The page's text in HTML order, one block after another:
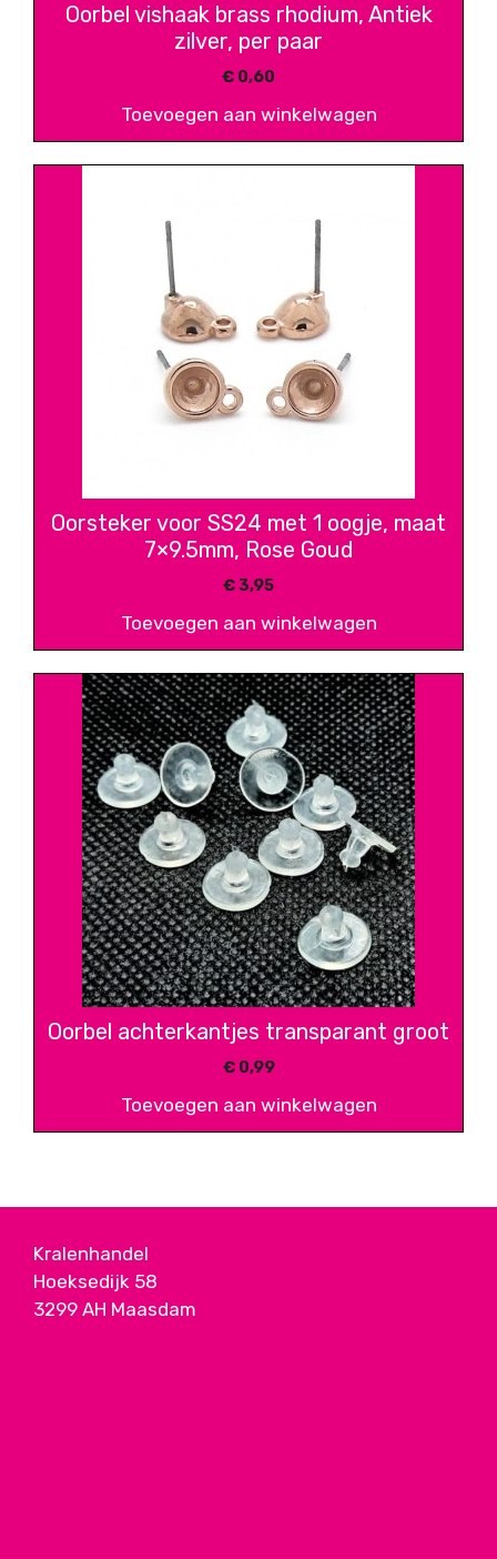
Oorbel vishaak brass rhodium, Antiek
zilver, per paar
€ 0,60
Toevoegen aan winkelwagen
Oorsteker voor SS24 met 1 oogje, maat
7×9.5mm, Rose Goud
€3,95
Toevoegen aan winkelwagen
Oorbel achterkantjes transparant groot
€0,99
Toevoegen aan winkelwagen
Kralenhandel
Hoeksedijk 58
3299 AH Maasdam